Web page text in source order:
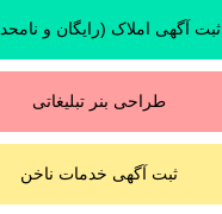
ثبت آگهی املاک (رایگان و
طراحی بنر تبلیغاتی
ثبت آگهی خدمات ناخن